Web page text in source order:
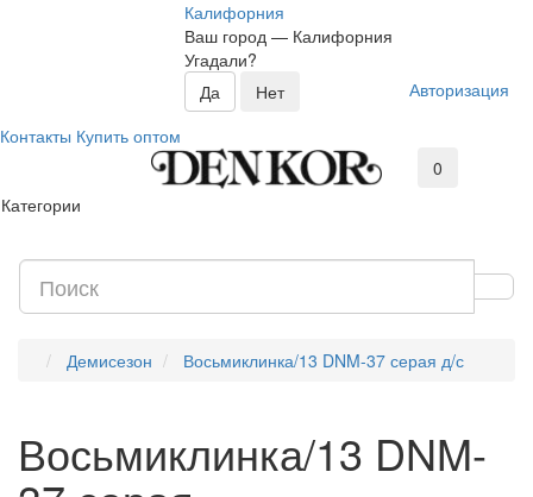
Калифорния
Ваш город — Калифорния
Угадали?
Авторизация
Контакты Купить оптом
0
Категории
Демисезон Восьмиклинка/13 DNM-37 серая д/с
Восьмиклинка/13 DNM-